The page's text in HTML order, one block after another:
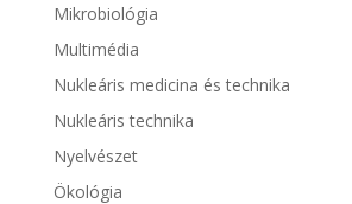
Mikrobiológia
Multimédia
Nukleáris medicina és technika
Nukleáris technika
Nyelvészet
Ökológia